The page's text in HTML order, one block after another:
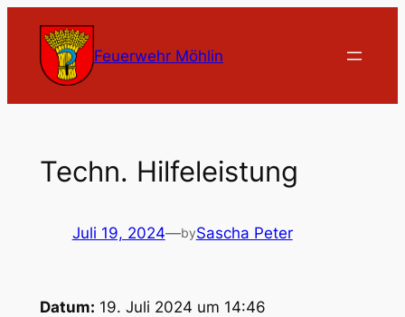
Inhalt
springen
Feuerwehr Möhlin
Techn. Hilfeleistung
Juli 19, 2024—bySascha Peter
Datum: 19. Juli 2024 um 14:46